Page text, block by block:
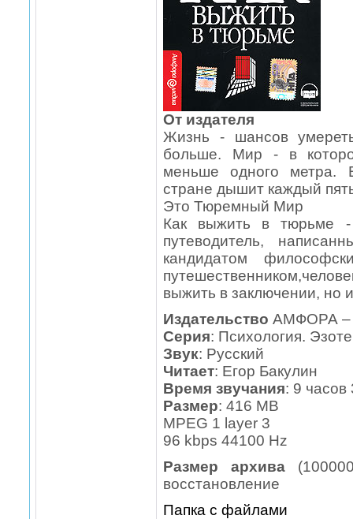
От издателя
Жизнь - шансов
больше. Мир - в
меньше одного метра.
стране дышит каждый
Это Тюремный Мир
Как выжить в тюрьме -
путеводитель,
кандидатом
выжить в заключении, но
Издательство АМФОРА –
Серия: Психология.
Звук: Русский
Читает: Егор Бакулин
Bремя звучания: 9 часов
Размер: 416 MB
MPEG 1 layer 3
96 kbps 44100 Hz
Размер архива
восстановление
Папка с файлами